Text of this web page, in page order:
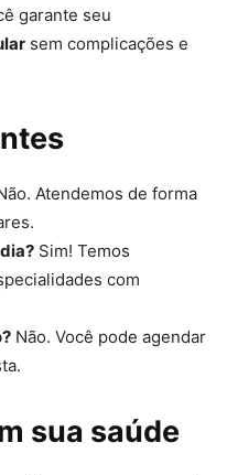
garante seu
sem complicações e
Atendemos de forma
Sim! Temos
com
Não. Você pode agendar
sua saúde